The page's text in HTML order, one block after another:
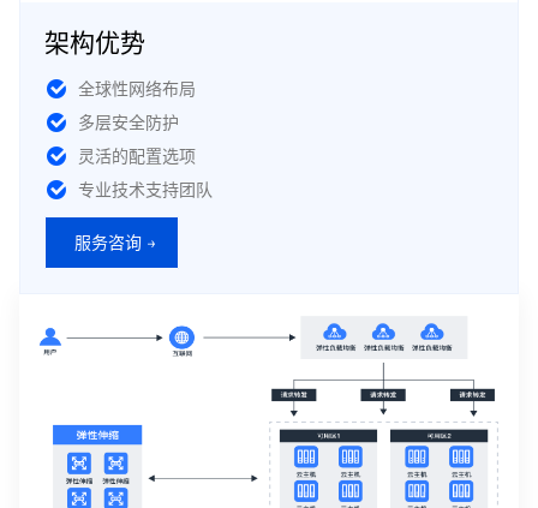
架构优势
全球性网络布局
多层安全防护
灵活的配置选项
专业技术支持团队
服务咨询 →